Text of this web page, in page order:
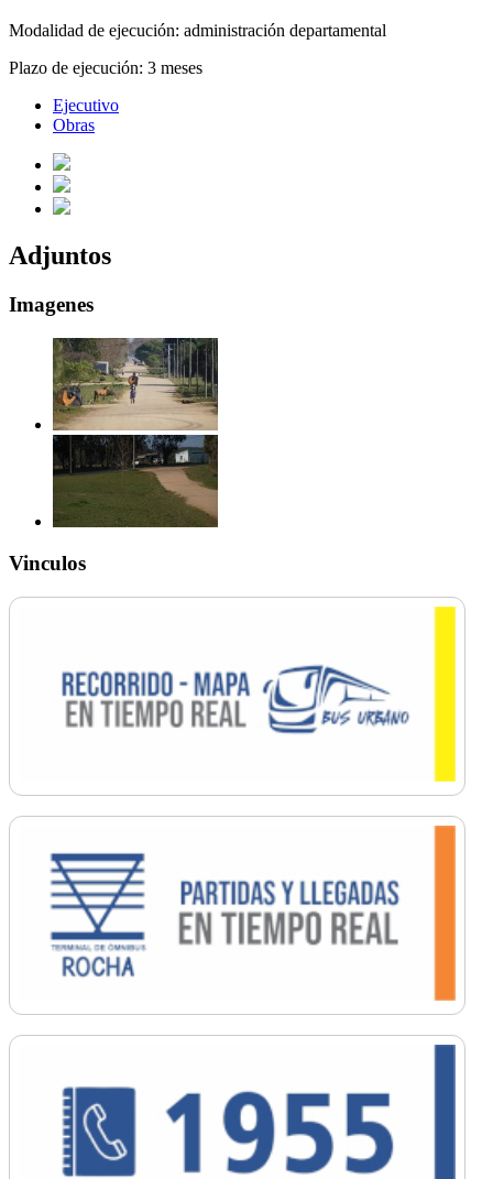
Modalidad de ejecución: administración departamental
Plazo de ejecución: 3 meses
Ejecutivo
Obras
Adjuntos
Imagenes
Vinculos